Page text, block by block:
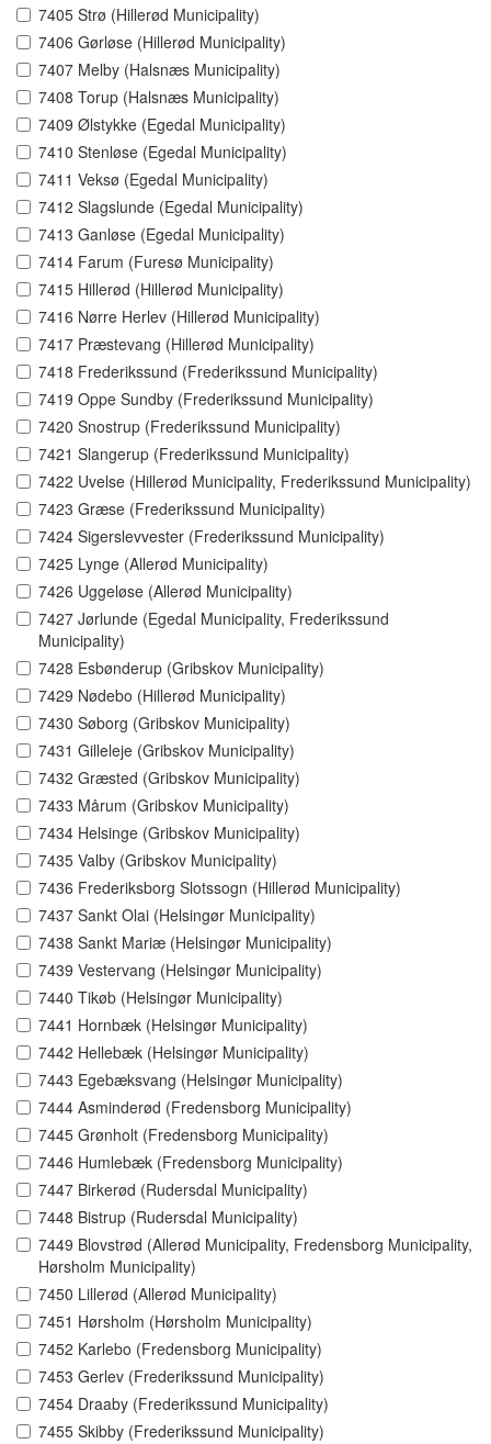
7405 Strø (Hillerød Municipality)
7406 Gørløse (Hillerød Municipality)
7407 Melby (Halsnæs Municipality)
7408 Torup (Halsnæs Municipality)
7409 Ølstykke (Egedal Municipality)
7410 Stenløse (Egedal Municipality)
7411 Veksø (Egedal Municipality)
7412 Slagslunde (Egedal Municipality)
7413 Ganløse (Egedal Municipality)
7414 Farum (Furesø Municipality)
7415 Hillerød (Hillerød Municipality)
7416 Nørre Herlev (Hillerød Municipality)
7417 Præstevang (Hillerød Municipality)
7418 Frederikssund (Frederikssund Municipality)
7419 Oppe Sundby (Frederikssund Municipality)
7420 Snostrup (Frederikssund Municipality)
7421 Slangerup (Frederikssund Municipality)
7422 Uvelse (Hillerød Municipality, Frederikssund Municipality)
7423 Græse (Frederikssund Municipality)
7424 Sigerslevvester (Frederikssund Municipality)
7425 Lynge (Allerød Municipality)
7426 Uggeløse (Allerød Municipality)
7427 Jørlunde (Egedal Municipality, Frederikssund
Municipality)
7428 Esbønderup (Gribskov Municipality)
7429 Nødebo (Hillerød Municipality)
7430 Søborg (Gribskov Municipality)
7431 Gilleleje (Gribskov Municipality)
7432 Græsted (Gribskov Municipality)
7433 Mårum (Gribskov Municipality)
7434 Helsinge (Gribskov Municipality)
7435 Valby (Gribskov Municipality)
7436 Frederiksborg Slotssogn (Hillerød Municipality)
7437 Sankt Olai (Helsingør Municipality)
7438 Sankt Mariæ (Helsingør Municipality)
7439 Vestervang (Helsingør Municipality)
7440 Tikøb (Helsingør Municipality)
7441 Hornbæk (Helsingør Municipality)
7442 Hellebæk (Helsingør Municipality)
7443 Egebæksvang (Helsingør Municipality)
7444 Asminderød (Fredensborg Municipality)
7445 Grønholt (Fredensborg Municipality)
7446 Humlebæk (Fredensborg Municipality)
7447 Birkerød (Rudersdal Municipality)
7448 Bistrup (Rudersdal Municipality)
7449 Blovstrød (Allerød Municipality, Fredensborg Municipality,
Hørsholm Municipality)
7450 Lillerød (Allerød Municipality)
7451 Hørsholm (Hørsholm Municipality)
7452 Karlebo (Fredensborg Municipality)
7453 Gerlev (Frederikssund Municipality)
7454 Draaby (Frederikssund Municipality)
7455 Skibby (Frederikssund Municipality)